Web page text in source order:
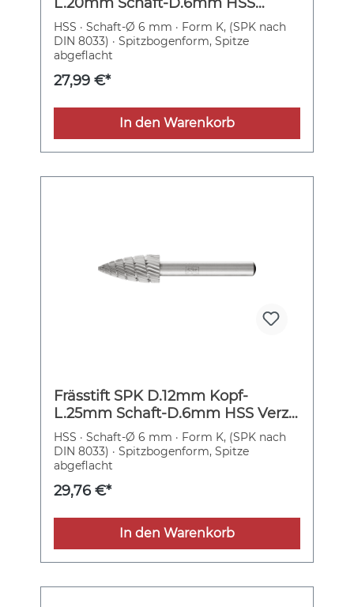
Verz.3 PFERD
HSS · Schaft-Ø 6 mm · Form K, (SPK nach
DIN 8033) · Spitzbogenform, Spitze
abgeflacht
27,99 €*
In den Warenkorb
Frässtift SPK D.12mm Kopf-
L.25mm Schaft-D.6mm HSS Verz.3
PFERD
HSS · Schaft-Ø 6 mm · Form K, (SPK nach
DIN 8033) · Spitzbogenform, Spitze
abgeflacht
29,76 €*
In den Warenkorb